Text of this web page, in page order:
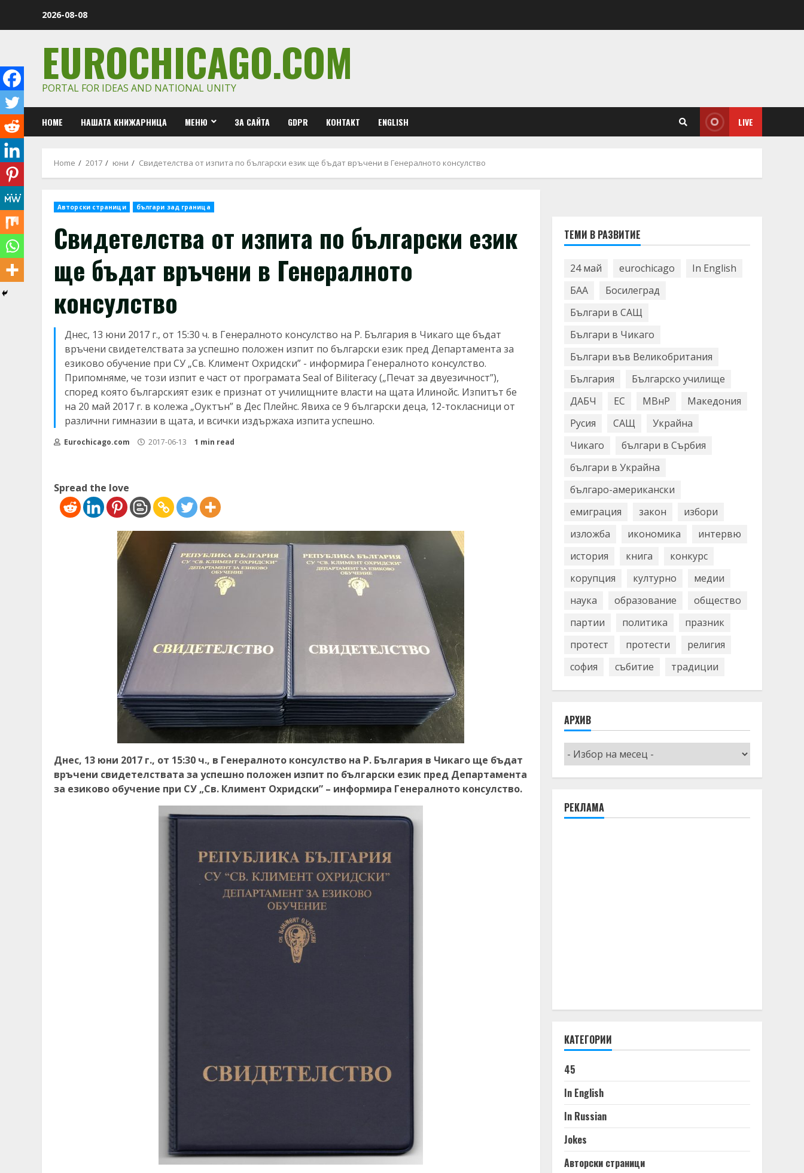
2026-08-08
EUROCHICAGO.COM
PORTAL FOR IDEAS AND NATIONAL UNITY
HOME НАШАТА КНИЖАРНИЦА МЕНЮ ЗА САЙТА GDPR КОНТАКТ ENGLISH LIVE
Home 2017 юни Свидетелства от изпита по български език ще бъдат връчени в Генералното консулство
Авторски страници българи зад граница
Свидетелства от изпита по български език
ще бъдат връчени в Генералното
консулство
Днес, 13 юни 2017 г., от 15:30 ч. в Генералното консулство на Р. България в Чикаго ще бъдат
връчени свидетелствата за успешно положен изпит по български език пред Департамента за
езиково обучение при СУ „Св. Климент Охридски” - информира Генералното консулство.
Припомняме, че този изпит е част от програмата Seal of Biliteracy („Печат за двуезичност”),
според която българският език е признат от училищните власти на щата Илинойс. Изпитът бе
на 20 май 2017 г. в колежа „Оуктън” в Дес Плейнс. Явиха се 9 български деца, 12-токласници от
различни гимназии в щата, и всички издържаха изпита успешно.
Eurochicago.com 2017-06-13 1 min read
Spread the love
Днес, 13 юни 2017 г., от 15:30 ч., в Генералното консулство на Р. България в Чикаго ще бъдат
връчени свидетелствата за успешно положен изпит по български език пред Департамента
за езиково обучение при СУ „Св. Климент Охридски” – информира Генералното консулство.
ТЕМИ В РАЗВИТИЕ
24 май eurochicago
In English
БАА
Босилеград
Българи в САЩ
Българи в Чикаго
Българи във Великобритания
България
Българско училище
ДАБЧ
ЕС МВнР
Македония
Русия
САЩ
Украйна
Чикаго
българи в Сърбия
българи в Украйна
българо-американски
емиграция
закон
избори
изложба
икономика
интервю
история
книга
конкурс
корупция
културно
медии
наука
образование
общество
партии
политика
празник
протест
протести
религия
софия
събитие традиции
АРХИВ
Архив
РЕКЛАМА
КАТЕГОРИИ
45
In English
In Russian
Jokes
Авторски страници